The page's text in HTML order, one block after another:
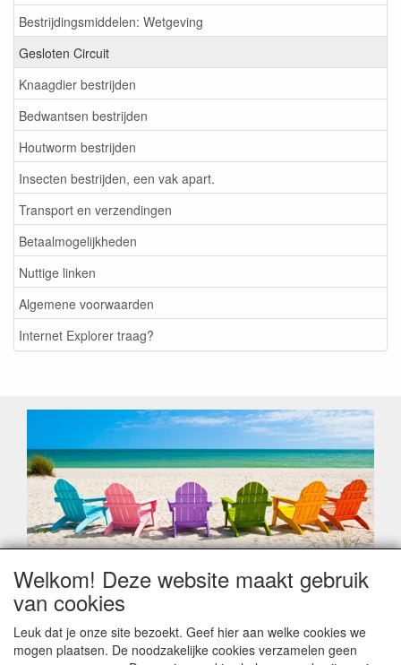
Bestrijdingsmiddelen: Wetgeving
Gesloten Circuit
Knaagdier bestrijden
Bedwantsen bestrijden
Houtworm bestrijden
Insecten bestrijden, een vak apart.
Transport en verzendingen
Betaalmogelijkheden
Nuttige linken
Algemene voorwaarden
Internet Explorer traag?
Geachte klant,
Zoals elk jaar zorgt de verlofperiode, naast een hoop
leveringsproblemen.
Sommige fabrikanten sluiten of werken met een
Welkom! Deze website maakt gebruik
van cookies
Leuk dat je onze site bezoekt. Geef hier aan welke cookies we
mogen plaatsen. De noodzakelijke cookies verzamelen geen